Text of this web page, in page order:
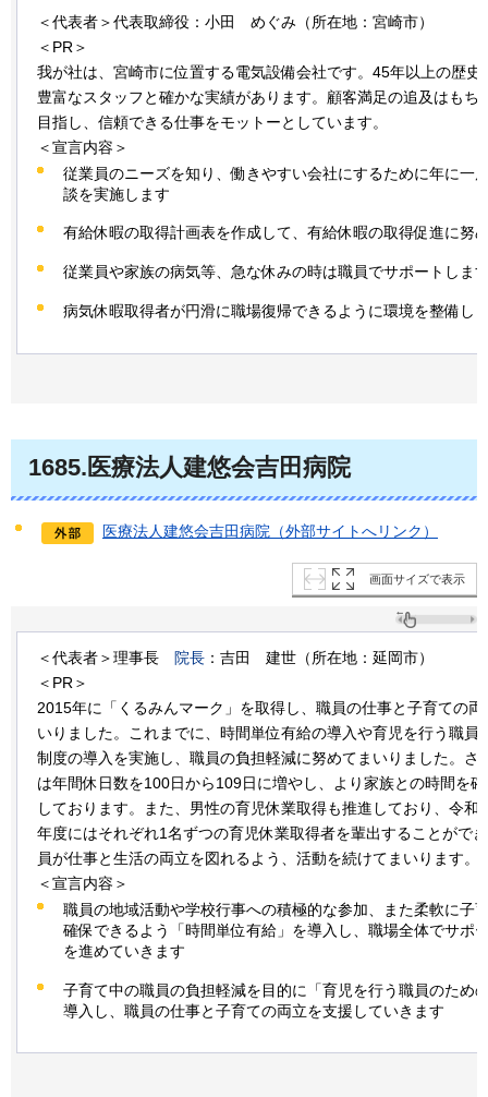
＜代表者＞代表取締役：小田 めぐみ （所在地：宮崎市）
＜PR＞
我が社は、宮崎市に位置する電気設備会社です。45年以上の歴史
豊富なスタッフと確かな実績があります。顧客満足の追及はもち
目指し、信頼できる仕事をモットーとしています。
＜宣言内容＞
従業員のニーズを知り、働きやすい会社にするために年に一
談を実施します
有給休暇の取得計画表を作成して、有給休暇の取得促進に努
従業員や家族の病気等、急な休みの時は職員でサポートしま
病気休暇取得者が円滑に職場復帰できるように環境を整備し
1685.医療法人建悠会吉田病院
医療法人建悠会吉田病院（外部サイトへリンク）
画面サイズで表示
＜代表者＞理事長 院長 ：吉田 建世 （所在地：延岡市）
＜PR＞
2015年に「くるみんマーク」を取得し、職員の仕事と子育ての
いりました。これまでに、時間単位有給の導入や育児を行う職員
制度の導入を実施し、職員の負担軽減に努めてまいりました。さ
は年間休日数を100日から109日に増やし、より家族との時間を
しております。また、男性の育児休業取得も推進しており、令和
年度にはそれぞれ1名ずつの育児休業取得者を輩出することがで
員が仕事と生活の両立を図れるよう、活動を続けてまいります。
＜宣言内容＞
職員の地域活動や学校行事への積極的な参加、また柔軟に子
確保できるよう「時間単位有給」を導入し、職場全体でサポ
を進めていきます
子育て中の職員の負担軽減を目的に「育児を行う職員のため
導入し、職員の仕事と子育ての両立を支援していきます